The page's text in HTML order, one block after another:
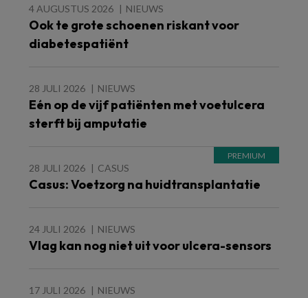
4 AUGUSTUS 2026 NIEUWS
Ook te grote schoenen riskant voor
diabetespatiënt
28 JULI 2026 NIEUWS
Eén op de vijf patiënten met voetulcera
sterft bij amputatie
28 JULI 2026 CASUS
Casus: Voetzorg na huidtransplantatie
24 JULI 2026 NIEUWS
Vlag kan nog niet uit voor ulcera-sensors
17 JULI 2026 NIEUWS